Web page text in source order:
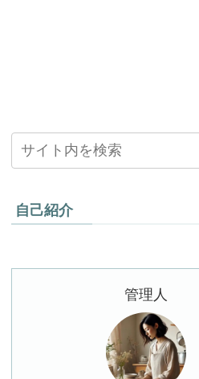
自己紹介
管理人